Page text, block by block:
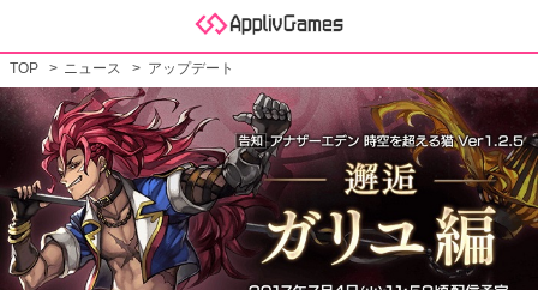
TOP ニュース アップデート